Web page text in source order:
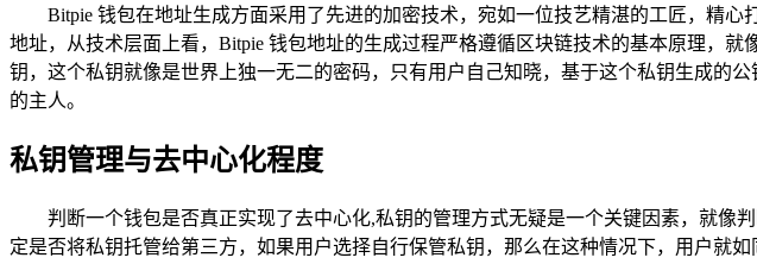
Bitpie 钱包在地址生成方面采用了先进的加密技术，宛如一位技艺精湛的工匠，精
地址，从技术层面上看，Bitpie 钱包地址的生成过程严格遵循区块链技术的基本原理，
钥，这个私钥就像是世界上独一无二的密码，只有用户自己知晓，基于这个私钥生成的
的主人。
私钥管理与去中心化程度
判断一个钱包是否真正实现了去中心化,私钥的管理方式无疑是一个关键因素，就像
定是否将私钥托管给第三方，如果用户选择自行保管私钥，那么在这种情况下，用户就